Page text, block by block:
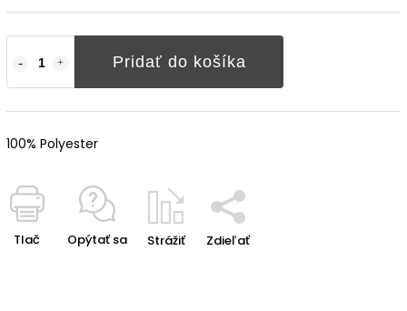
Pridať do košíka
100% Polyester
Tlač Opýtať sa Strážiť Zdieľať